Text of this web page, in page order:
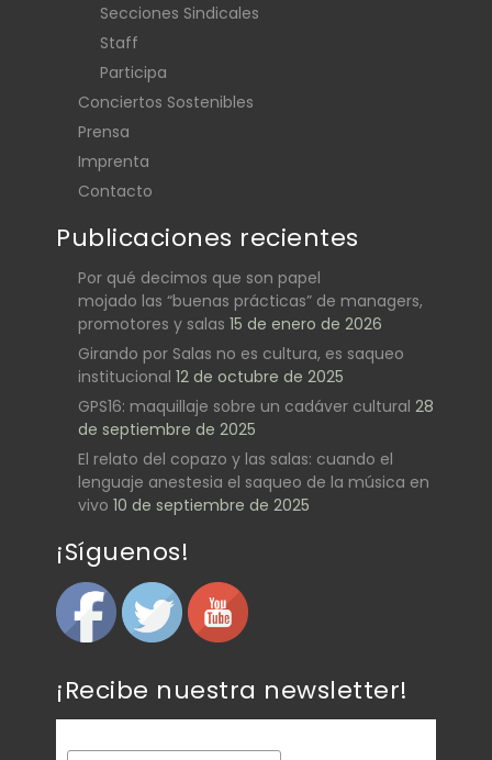
Secciones Sindicales
Staff
Participa
Conciertos Sostenibles
Prensa
Imprenta
Contacto
Publicaciones recientes
Por qué decimos que son papel
mojado las “buenas prácticas” de managers,
promotores y salas 15 de enero de 2026
Girando por Salas no es cultura, es saqueo
institucional 12 de octubre de 2025
GPS16: maquillaje sobre un cadáver cultural 28
de septiembre de 2025
El relato del copazo y las salas: cuando el
lenguaje anestesia el saqueo de la música en
vivo 10 de septiembre de 2025
¡Síguenos!
¡Recibe nuestra newsletter!